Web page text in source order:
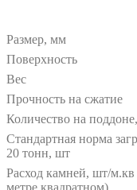
Размер, мм
Поверхность
Вес
Прочность на сжатие
Количество на
Стандартная норма
20 тонн, шт
Расход камней, шт/
метре квадратном)